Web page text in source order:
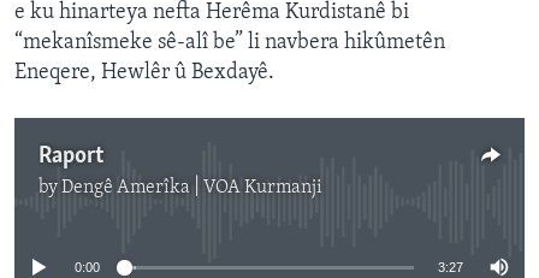
e ku hinarteya nefta Herêma Kurdistanê bi
“mekanîsmeke sê-alî be” li navbera hikûmetên
Eneqere, Hewlêr û Bexdayê.
Raport
byDengê Amerîka | VOA Kurmanji
No media source currently available
0:00 3:27